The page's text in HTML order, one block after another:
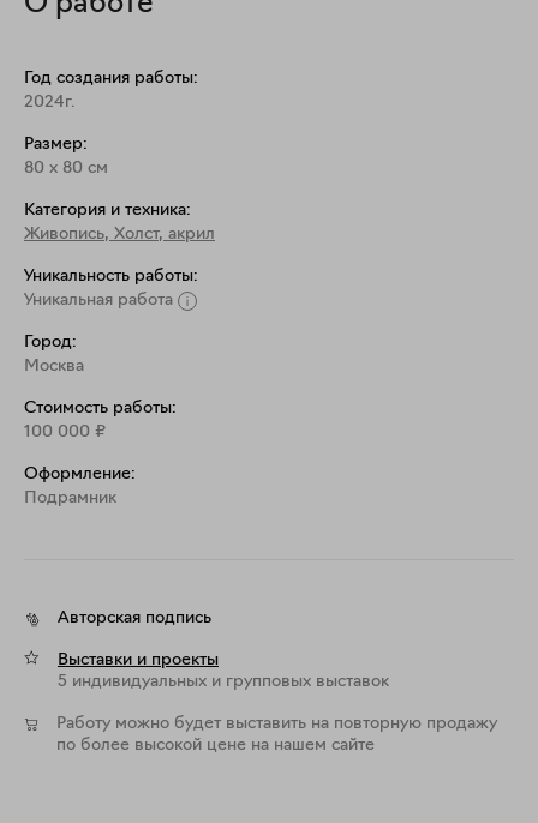
Год создания работы:
2024г.
Размер:
80 x 80 см
Категория и техника:
Живопись, Холст, акрил
Уникальность работы:
Уникальная работа
Город:
Москва
Стоимость работы:
100 000 ₽
Оформление:
Подрамник
Авторская подпись
Выставки и проекты
5 индивидуальных и групповых выставок
Работу можно будет выставить на повторную продажу
по более высокой цене на нашем сайте